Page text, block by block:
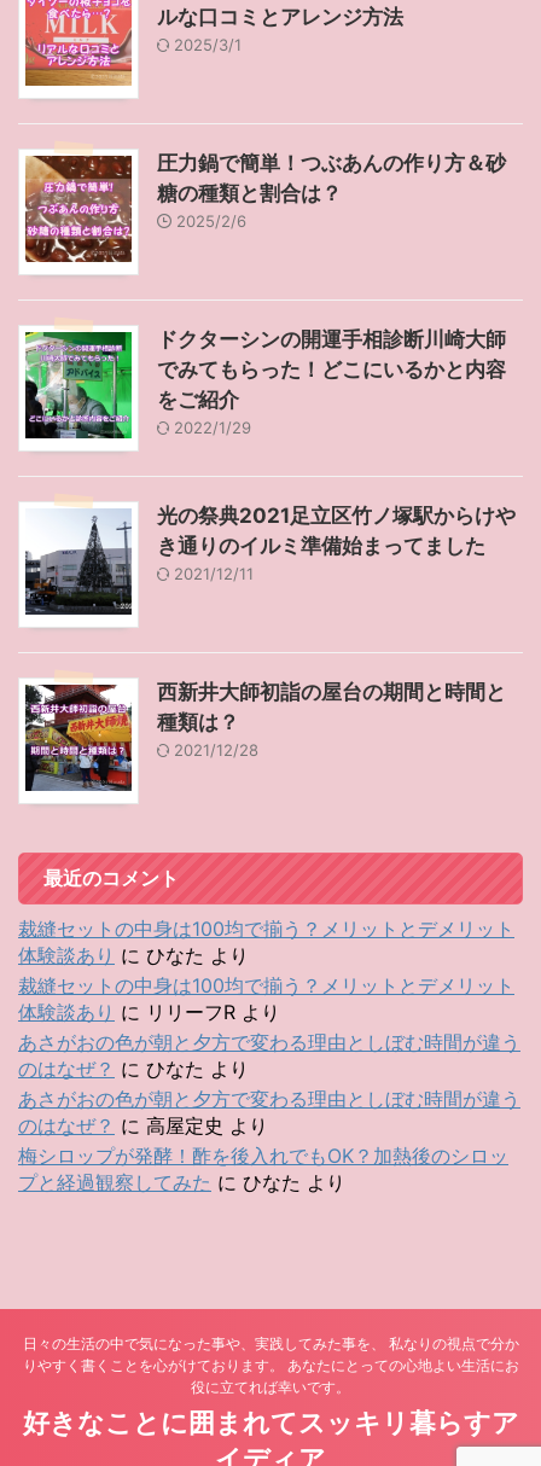
ルな口コミとアレンジ方法
2025/3/1
圧力鍋で簡単！つぶあんの作り方＆砂
糖の種類と割合は？
2025/2/6
ドクターシンの開運手相診断川崎大師
でみてもらった！どこにいるかと内容
をご紹介
2022/1/29
光の祭典2021足立区竹ノ塚駅からけや
き通りのイルミ準備始まってました
2021/12/11
西新井大師初詣の屋台の期間と時間と
種類は？
2021/12/28
最近のコメント
裁縫セットの中身は100均で揃う？メリットとデメリット
体験談あり に ひなた より
裁縫セットの中身は100均で揃う？メリットとデメリット
体験談あり に リリーフR より
あさがおの色が朝と夕方で変わる理由としぼむ時間が違う
のはなぜ？ に ひなた より
あさがおの色が朝と夕方で変わる理由としぼむ時間が違う
のはなぜ？ に 高屋定史 より
梅シロップが発酵！酢を後入れでもOK？加熱後のシロッ
プと経過観察してみた に ひなた より
日々の生活の中で気になった事や、実践してみた事を、 私なりの視点で分か
りやすく書くことを心がけております。 あなたにとっての心地よい生活にお
役に立てれば幸いです。
好きなことに囲まれてスッキリ暮らすア
イディア